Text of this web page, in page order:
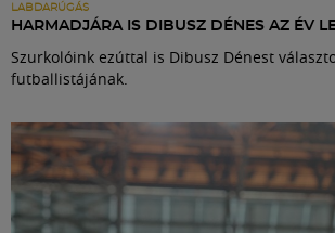
LABDARÚGÁS
HARMADJÁRA IS DIBUSZ DÉNES AZ ÉV
Szurkolóink ezúttal is Dibusz Dénest
futballistájának.